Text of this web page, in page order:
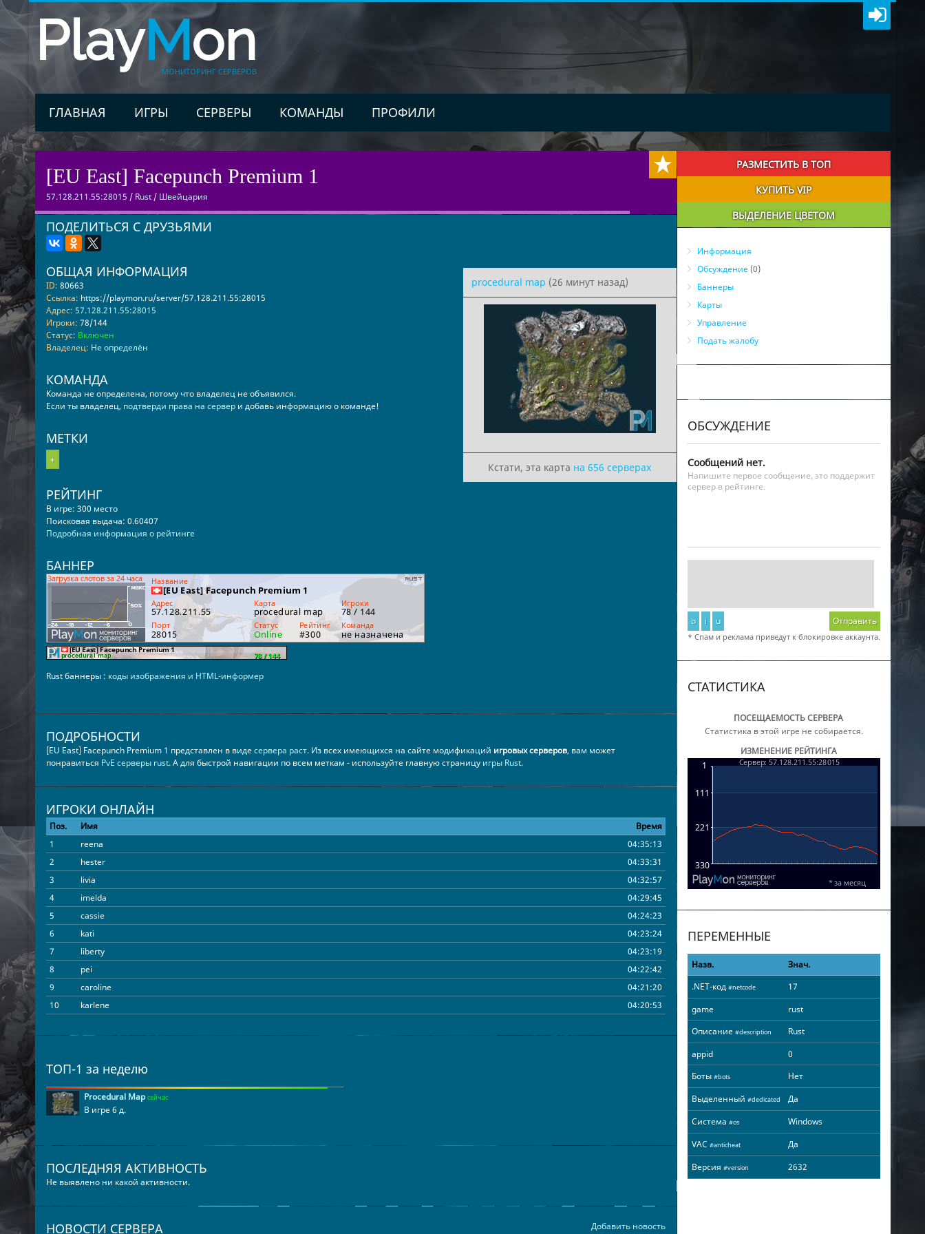
PlayMon
МОНИТОРИНГ СЕРВЕРОВ
ГЛАВНАЯ ИГРЫ СЕРВЕРЫ КОМАНДЫ ПРОФИЛИ
[EU East] Facepunch Premium 1
57.128.211.55:28015 / Rust/ Швейцария
ПОДЕЛИТЬСЯ С ДРУЗЬЯМИ
procedural map (26 минут назад)
Кстати, эта карта на 656 серверах
ОБЩАЯ ИНФОРМАЦИЯ
ID: 80663
Ссылка: https://playmon.ru/server/57.128.211.55:28015
Адрес: 57.128.211.55:28015
Игроки: 78/144
Статус: Включен
Владелец: Не определён
КОМАНДА
Команда не определена, потому что владелец не объявился.
Если ты владелец, подтверди права на сервери добавь информацию о команде!
МЕТКИ
+
РЕЙТИНГ
В игре: 300 место
Поисковая выдача: 0.60407
Подробная информация о рейтинге
БАННЕР
Rust баннеры : коды изображения и HTML-информер
ПОДРОБНОСТИ
[EU East] Facepunch Premium 1 представлен в видесервера раст. Из всех имеющихся на сайте модификаций игровых серверов, вам может
понравиться PvE серверы rust. А для быстрой навигации по всем меткам - используйте главную страницу игры Rust.
ИГРОКИ ОНЛАЙН
Поз. Имя
Время
1
reena
04:35:13
2
hester
04:33:31
3
livia
04:32:57
4
imelda
04:29:45
5
cassie
04:24:23
6
kati
04:23:24
7
liberty
04:23:19
8
pei
04:22:42
9
caroline
04:21:20
10
karlene
04:20:53
14
laticia
15
laticia
16
dulcie
18
jennine
03:51:07
19
mariette
20
sharyn
ТОП-1 за неделю
Procedural Map сейчас
В игре 6 д.
ПОСЛЕДНЯЯ АКТИВНОСТЬ
Не выявлено ни какой активности.
Добавить новость
НОВОСТИ СЕРВЕРА
РАЗМЕСТИТЬ В ТОП
КУПИТЬ VIP
ВЫДЕЛЕНИЕ ЦВЕТОМ
Информация
Обсуждение(0)
Баннеры
Карты
Управление
Подать жалобу
ОБСУЖДЕНИЕ
Сообщений нет.
Напишите первое сообщение, это поддержит
сервер в рейтинге.
b i u Отправить
* Спам и реклама приведут к блокировке аккаунта.
СТАТИСТИКА
ПОСЕЩАЕМОСТЬ СЕРВЕРА
Статистика в этой игре не собирается.
ИЗМЕНЕНИЕ РЕЙТИНГА
ПЕРЕМЕННЫЕ
Назв.
Знач.
.NET-код #netcode
17
game
rust
Описание #description
Rust
appid
0
Боты #bots
Нет
Выделенный #dedicated
Да
Система #os
Windows
VAC #anticheat
Да
Версия #version 2632